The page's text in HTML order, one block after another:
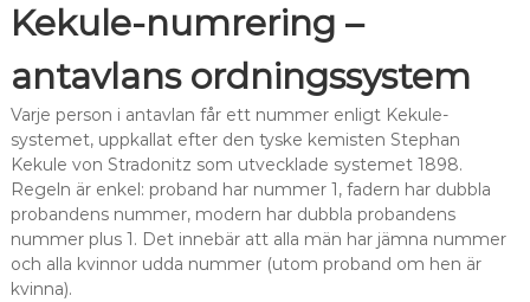
Kekule-numrering –
antavlans ordningssystem
Varje person i antavlan får ett nummer enligt Kekule-
systemet, uppkallat efter den tyske kemisten Stephan
Kekule von Stradonitz som utvecklade systemet 1898.
Regeln är enkel: proband har nummer 1, fadern har dubbla
probandens nummer, modern har dubbla probandens
nummer plus 1. Det innebär att alla män har jämna nummer
och alla kvinnor udda nummer (utom proband om hen är
kvinna).